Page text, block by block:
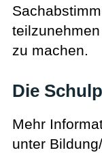
zu machen.
Die
Mehr
unter